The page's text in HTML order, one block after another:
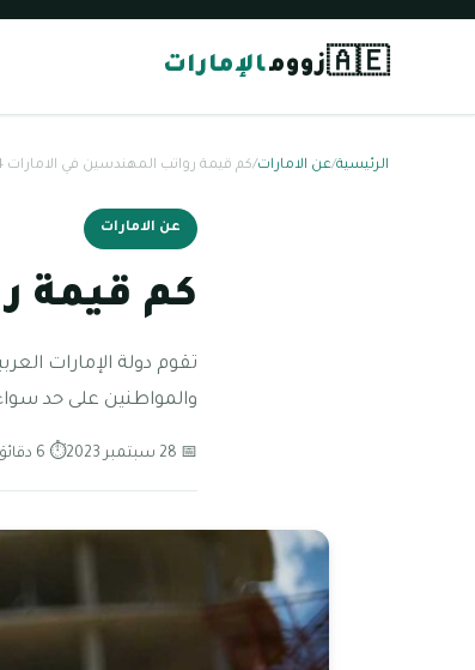
🇦🇪زوومالإمارات
الرئيسية/عن الامارات/كم قيمة رواتب المهندسين في الامارات 2024
عن الامارات
كم قيمة
تقوم دولة الإمارات
والمواطنين على حد
📅 28 سبتمبر 2023 ⏱ 6 دقائق قراءة